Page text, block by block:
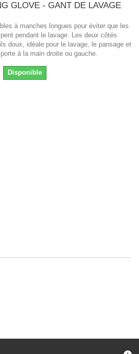
GLOVE - GANT DE LAVAGE
à manches longues pour éviter que les
pendant le lavage. Les deux côtés
doux, idéale pour le lavage, le pansage et
à la main droite ou gauche.
Disponible